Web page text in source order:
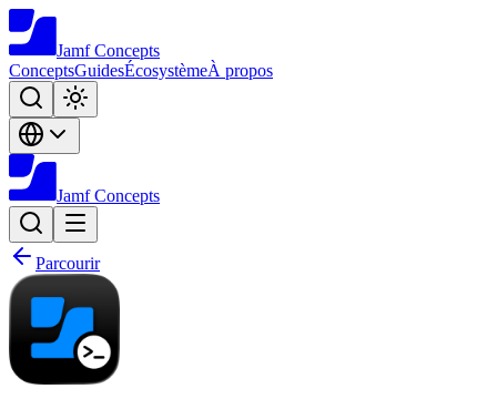
Jamf Concepts
ConceptsGuidesÉcosystèmeÀ propos
Jamf Concepts
Parcourir